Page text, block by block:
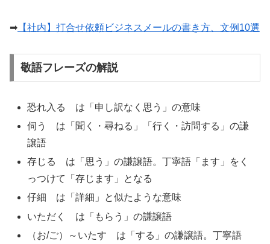
➡︎ 【社内】打合せ依頼ビジネスメールの書き方、文例10選
敬語フレーズの解説
恐れ入る は「申し訳なく思う」の意味
伺う は「聞く・尋ねる」「行く・訪問する」の謙
譲語
存じる は「思う」の謙譲語。丁寧語「ます」をく
っつけて「存じます」となる
仔細 は「詳細」と似たような意味
いただく は「もらう」の謙譲語
（お/ご）～いたす は「する」の謙譲語。丁寧語